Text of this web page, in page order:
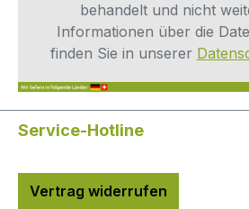
behandelt und nicht
Informationen über die
finden Sie in unserer
Service-Hotline
Vertrag widerrufen